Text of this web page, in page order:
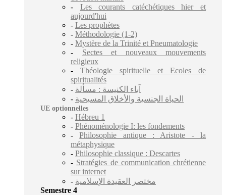
- Les courants catéchétiques hier et
aujourd'hui
- Les prophètes
- Méthodologie (1-2)
- Mystère de la Trinité et Pneumatologie
- Sectes et nouveaux mouvements
religieux
- Théologie spirituelle et Ecoles de
spiritualités
- آباء الكنيسة : مسألة
- الحياة الجنسية والأخلاق المسيحية
UE optionnelles
- Hébreu 1
- Phénoménologie I: les fondements
-Philosophie antique : Aristote - la
métaphysique
- Philosophie classique : Descartes
- Stratégies de communication chrétienne
sur internet
- مختصر العقيدة الإسلامية
Semestre 4